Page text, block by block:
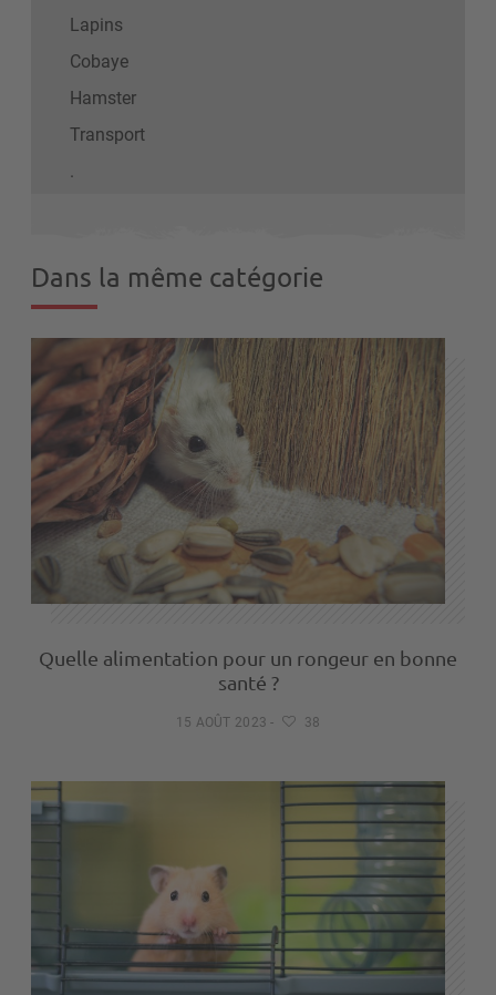
Lapins
Cobaye
Hamster
Transport
.
Dans la même catégorie
Quelle alimentation pour un rongeur en bonne
santé ?
15 AOÛT 2023 - 38